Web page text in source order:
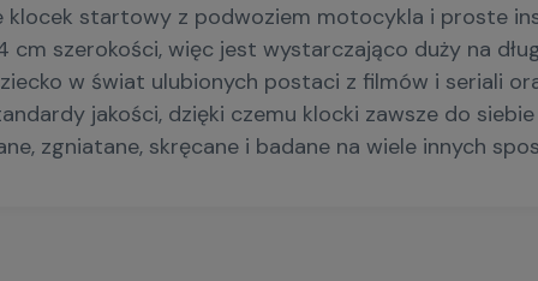
klocek startowy z podwoziem motocykla i proste
szerokości, więc jest wystarczająco duży na
w świat ulubionych postaci z filmów i seriali
jakości, dzięki czemu klocki zawsze do
zgniatane, skręcane i badane na wiele innych